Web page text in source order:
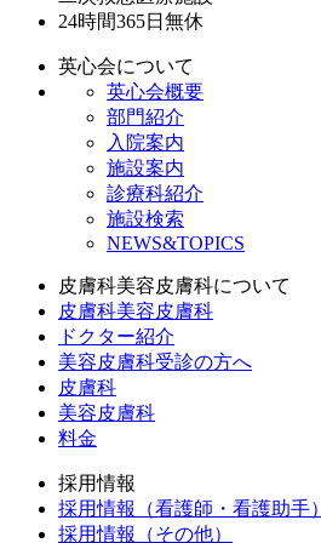
24時間365日 無休
英心会について
英心会概要
部門紹介
入院案内
施設案内
診療科紹介
施設検索
NEWS&TOPICS
皮膚科美容皮膚科について
皮膚科美容皮膚科
ドクター紹介
美容皮膚科受診の方へ
皮膚科
美容皮膚科
料金
採用情報
採用情報（看護師・看護助手）
採用情報（その他）